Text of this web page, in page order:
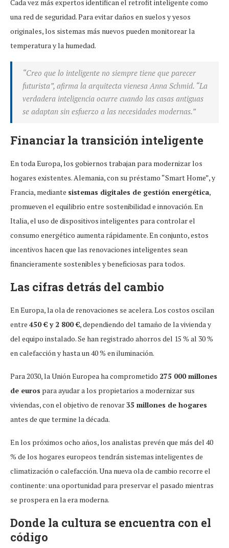
Cada vez más expertos identifican el retrofit inteligente como
una red de seguridad. Para evitar daños en suelos y yesos
originales, los sistemas más nuevos pueden monitorear la
temperatura y la humedad.
“Creo que lo inteligente no siempre tiene que parecer
futurista”, afirma la arquitecta vienesa Anna Schmid. “La
verdadera inteligencia ocurre cuando las casas antiguas
se adaptan sin esfuerzo a las necesidades modernas.”
Financiar la transición inteligente
En toda Europa, los gobiernos trabajan para modernizar los
hogares existentes. Alemania, con su préstamo “Smart Home”, y
Francia, mediante sistemas digitales de gestión energética,
promueven el equilibrio entre sostenibilidad e innovación. En
Italia, el uso de dispositivos inteligentes para controlar el
consumo energético aumenta rápidamente. En conjunto, estos
incentivos hacen que las renovaciones inteligentes sean
financieramente sostenibles y beneficiosas para todos.
Las cifras detrás del cambio
En Europa, la ola de renovaciones se acelera. Los costos oscilan
entre 450 € y 2 800 €, dependiendo del tamaño de la vivienda y
del equipo instalado. Se han registrado ahorros del 15 % al 30 %
en calefacción y hasta un 40 % en iluminación.
Para 2030, la Unión Europea ha comprometido 275 000 millones
de euros para ayudar a los propietarios a modernizar sus
viviendas, con el objetivo de renovar35 millones de hogares
antes de que termine la década.
En los próximos ocho años, los analistas prevén que más del 40
% de los hogares europeos tendrán sistemas inteligentes de
climatización o calefacción. Una nueva ola de cambio recorre el
continente: una oportunidad para preservar el pasado mientras
se prospera en la era moderna.
Donde la cultura se encuentra con el
código